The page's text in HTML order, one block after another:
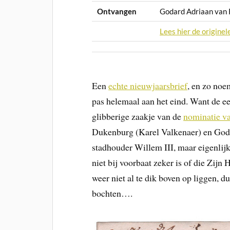
Ontvangen Godard Adriaan van
Lees hier de
Eenechte nieuwjaarsbrief, en zo
pas helemaal aan het eind. Want de
glibberige zaakje van denominatie
Dukenburg (Karel Valkenaer) en
stadhouder Willem III, maar
niet bij voorbaat zeker is of die Zijn
weer niet al te dik boven op liggen,
bochten….